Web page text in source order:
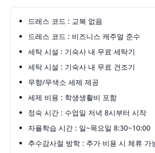
드레스 코드 : 교복 없음
드레스 코드 : 비즈니스 캐주얼 준수
세탁 시설 : 기숙사 내 무료 세탁기
세탁 시설 : 기숙사 내 무료 건조기
무향/무색소 세제 제공
세제 비용 : 학생생활비 포함
정숙 시간 : 수업일 저녁 8시부터 시작
자율학습 시간 : 일~목요일 8:30~10:00
추수감사절 방학 : 추가 비용 시 체류 가